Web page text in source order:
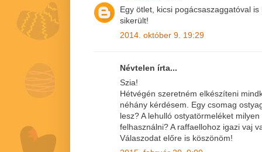
Egy ötlet, kicsi pogácsaszaggatóval
sikerült!
2014. október 9. 19:29
Névtelen írta...
Szia!
Hétvégén szeretném elkészíteni
néhány kérdésem. Egy csomag
lesz? A lehulló ostyatörmeléket
felhasználni? A raffaellohoz igazi vaj
Válaszodat előre is köszönöm!